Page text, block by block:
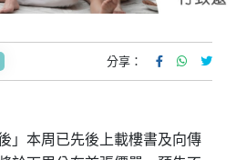
分享：
」本周已先後上載樓書及向傳